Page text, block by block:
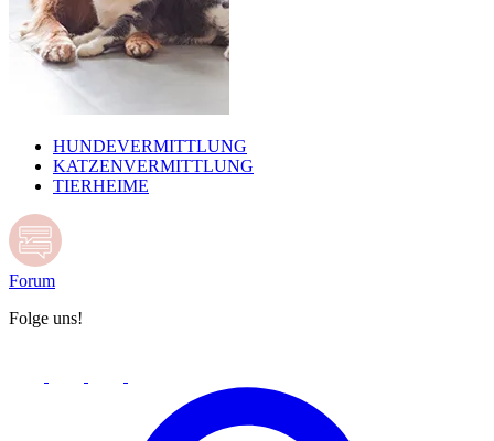
HUNDEVERMITTLUNG
KATZENVERMITTLUNG
TIERHEIME
Forum
Folge uns!